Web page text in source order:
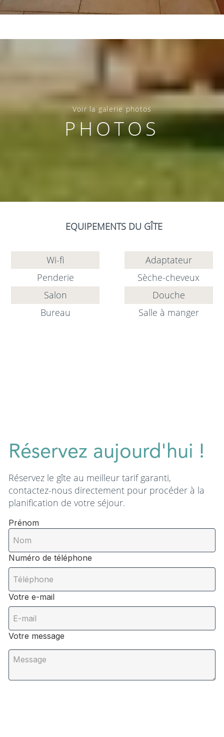
Voir la galerie photos
PHOTOS
EQUIPEMENTS DU GÎTE
Wi-fi
Penderie
Salon
Bureau
Adaptateur
Sèche-cheveux
Douche
Salle à manger
Réservez aujourd'hui !
Réservez le gîte au meilleur tarif garanti,
contactez-nous directement pour procéder à la
planification de votre séjour.
Prénom
Numéro de téléphone
Votre e-mail
Votre message